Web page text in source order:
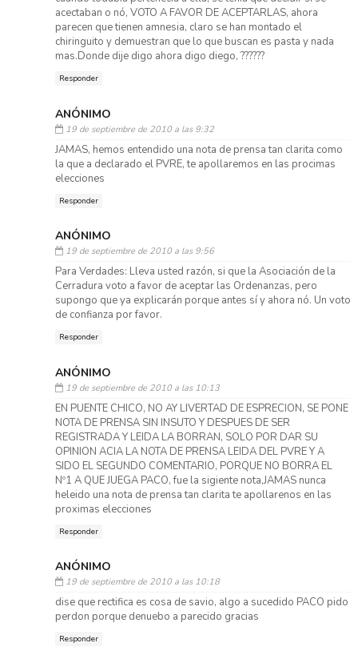
acectaban o nó, VOTO A FAVOR DE ACEPTARLAS, ahora
parecen que tienen amnesia, claro se han montado el
chiringuito y demuestran que lo que buscan es pasta y nada
mas.Donde dije digo ahora digo diego, ??????
Responder
ANÓNIMO
19 de septiembre de 2010 a las 9:32
JAMAS, hemos entendido una nota de prensa tan clarita como
la que a declarado el PVRE, te apollaremos en las procimas
elecciones
Responder
ANÓNIMO
19 de septiembre de 2010 a las 9:56
Para Verdades: Lleva usted razón, si que la Asociación de la
Cerradura voto a favor de aceptar las Ordenanzas, pero
supongo que ya explicarán porque antes sí y ahora nó. Un voto
de confianza por favor.
Responder
ANÓNIMO
19 de septiembre de 2010 a las 10:13
EN PUENTE CHICO, NO AY LIVERTAD DE ESPRECION, SE PONE
NOTA DE PRENSA SIN INSUTO Y DESPUES DE SER
REGISTRADA Y LEIDA LA BORRAN, SOLO POR DAR SU
OPINION ACIA LA NOTA DE PRENSA LEIDA DEL PVRE Y A
SIDO EL SEGUNDO COMENTARIO, PORQUE NO BORRA EL
Nº1 A QUE JUEGA PACO, fue la sigiente nota,JAMAS nunca
heleido una nota de prensa tan clarita te apollarenos en las
proximas elecciones
Responder
ANÓNIMO
19 de septiembre de 2010 a las 10:18
dise que rectifica es cosa de savio, algo a sucedido PACO pido
perdon porque denuebo a parecido gracias
Responder